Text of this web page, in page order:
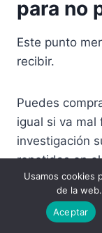
para no
Este punto
recibir.
Puedes
igual si va mal
investigación
repetidas en
fijación de los
activos y en
Usamos cookies
de la
Aceptar